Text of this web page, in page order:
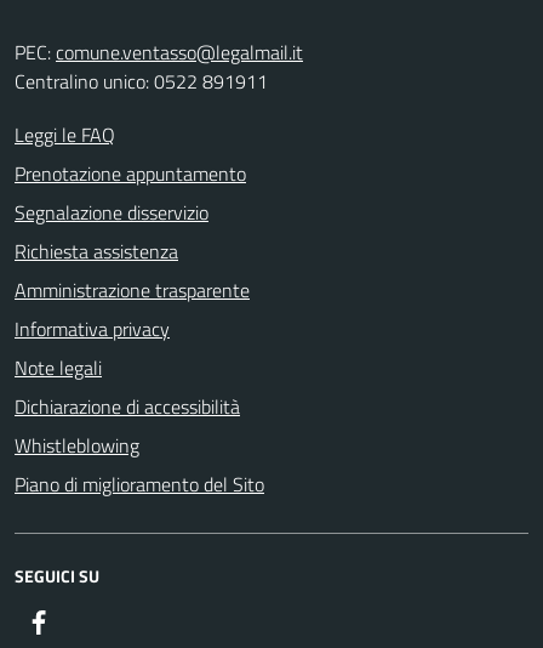
PEC:comune.ventasso@legalmail.it
Centralino unico: 0522 891911
Leggi le FAQ
Prenotazione appuntamento
Segnalazione disservizio
Richiesta assistenza
Amministrazione trasparente
Informativa privacy
Note legali
Dichiarazione di accessibilità
Whistleblowing
Piano di miglioramento del Sito
SEGUICI SU